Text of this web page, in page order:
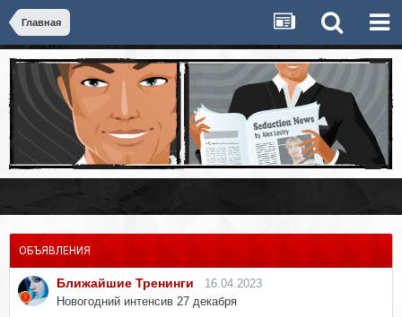
Главная
ОБЪЯВЛЕНИЯ
Ближайшие Тренинги
16.04.2023
Новогодний интенсив 27 декабря